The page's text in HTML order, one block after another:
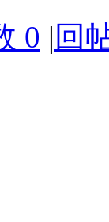
0 | 回